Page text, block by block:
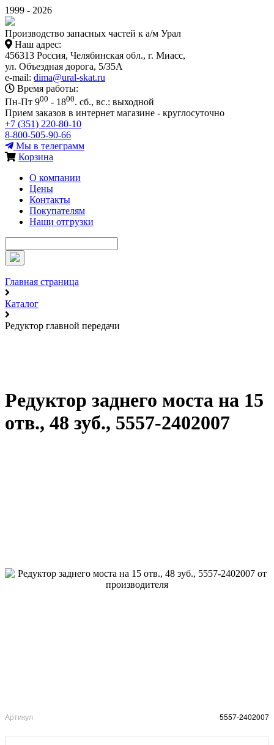
1999 - 2026
Производство запасных частей к а/м Урал
Наш адрес:
456313 Россия, Челябинская обл., г. Миасс,
ул. Объездная дорога, 5/35А
e-mail: dima@ural-skat.ru
Время работы:
Пн-Пт 900 - 1800. сб., вс.: выходной
Прием заказов в интернет магазине - круглосуточно
+7 (351) 220-80-10
8-800-505-90-66
Мы в телеграмм
Корзина
О компании
Цены
Контакты
Покупателям
Наши отгрузки
Главная страница
Каталог
Редуктор главной передачи
Редуктор заднего моста на 15
отв., 48 зуб., 5557-2402007
Артикул 5557-2402007